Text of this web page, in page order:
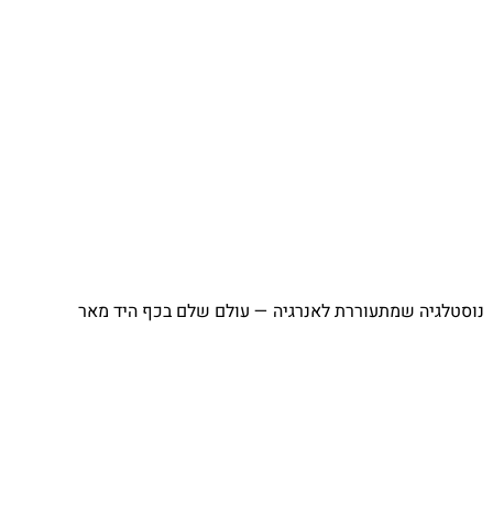
⁨ נוסטלגיה שמתעוררת לאנרגיה — עולם שלם בכף היד מאר